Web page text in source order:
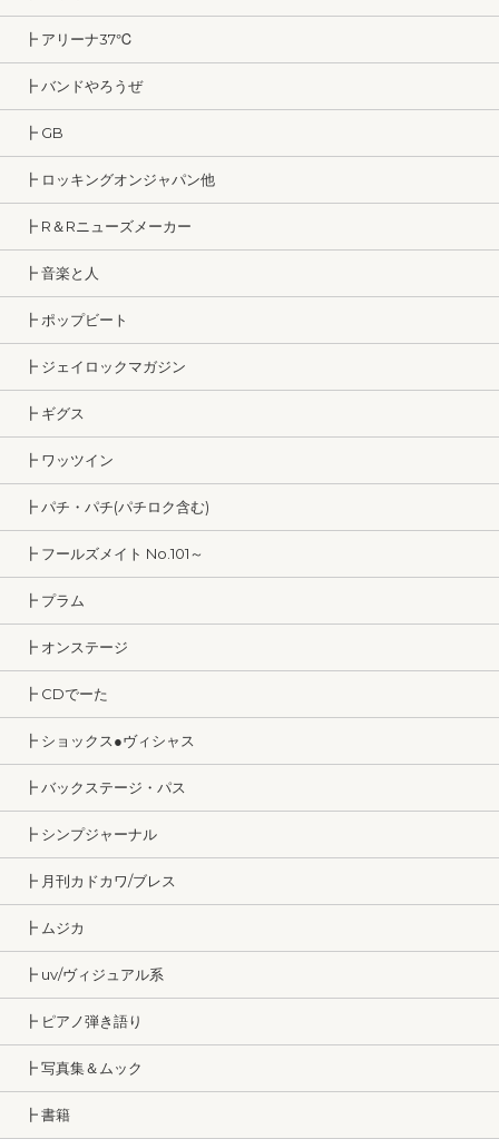
┣ アリーナ37℃
┣ バンドやろうぜ
┣ GB
┣ ロッキングオンジャパン他
┣ R＆Rニューズメーカー
┣ 音楽と人
┣ ポップビート
┣ ジェイロックマガジン
┣ ギグス
┣ ワッツイン
┣ パチ・パチ(パチロク含む)
┣ フールズメイト No.101～
┣ プラム
┣ オンステージ
┣ CDでーた
┣ ショックス●ヴィシャス
┣ バックステージ・パス
┣ シンプジャーナル
┣ 月刊カドカワ/ブレス
┣ ムジカ
┣ uv/ヴィジュアル系
┣ ピアノ弾き語り
┣ 写真集＆ムック
┣ 書籍